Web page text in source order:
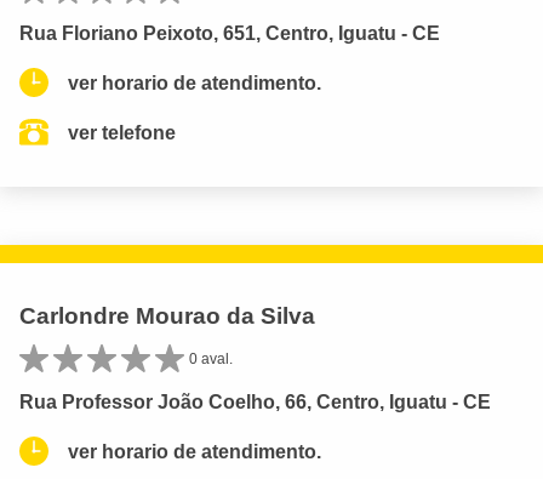
Rua Floriano Peixoto, 651, Centro, Iguatu - CE
ver horario de atendimento.
ver telefone
Carlondre Mourao da Silva
0 aval.
Rua Professor João Coelho, 66, Centro, Iguatu - CE
ver horario de atendimento.